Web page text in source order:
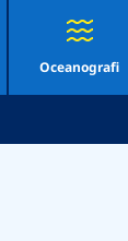
Oceanografi